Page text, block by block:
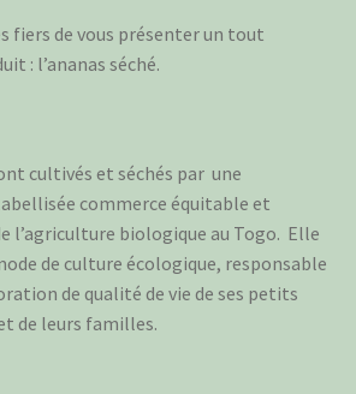
fiers de vous présenter un tout
: l’ananas séché.
cultivés et séchés par une
commerce équitable et
l’agriculture biologique au Togo. Elle
de culture écologique, responsable
de qualité de vie de ses petits
de leurs familles.